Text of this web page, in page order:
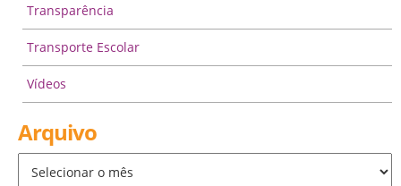
Transparência
Transporte Escolar
Vídeos
Arquivo